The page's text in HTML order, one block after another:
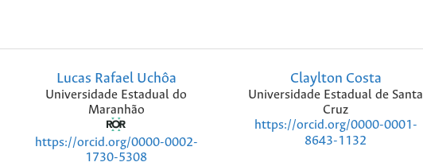
Lucas Rafael Uchôa
Universidade Estadual do
Maranhão
https://orcid.org/0000-0002-
1730-5308
Claylton Costa
Universidade Estadual de Santa
Cruz
https://orcid.org/0000-0001-
8643-1132